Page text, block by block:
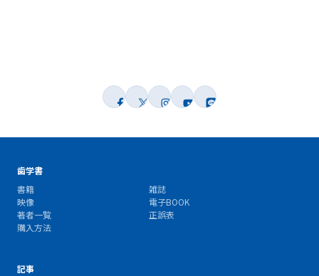
歯学書
書籍
雑誌
映像
電子BOOK
著者一覧
正誤表
購入方法
記事